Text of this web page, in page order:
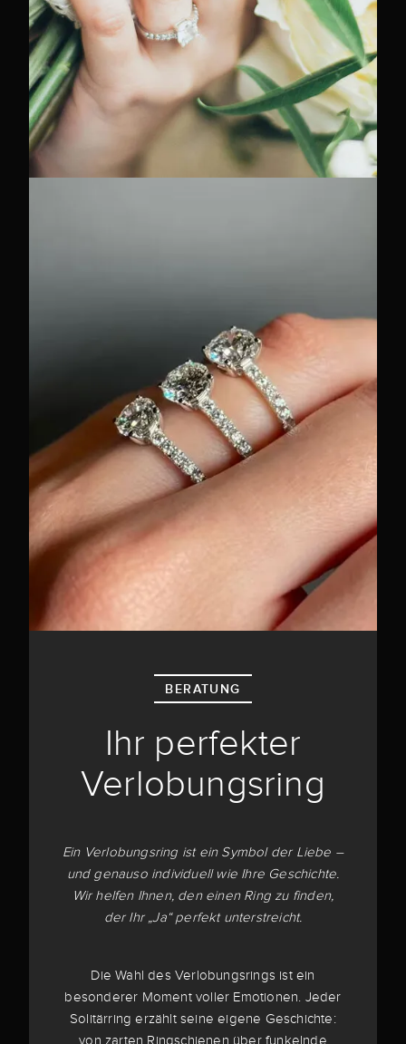
BERATUNG
Ihr perfekter
Verlobungsring
Ein Verlobungsring ist ein Symbol der Liebe –
und genauso individuell wie Ihre Geschichte.
Wir helfen Ihnen, den einen Ring zu finden,
der Ihr „Ja“ perfekt unterstreicht.
Die Wahl des Verlobungsrings ist ein
besonderer Moment voller Emotionen. Jeder
Solitärring erzählt seine eigene Geschichte:
von zarten Ringschienen über funkelnde